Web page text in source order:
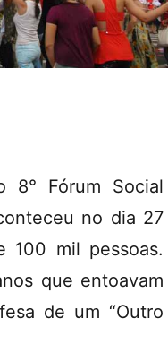
8° Fórum Social
no dia 27
100 mil pessoas.
que entoavam
de um “Outro